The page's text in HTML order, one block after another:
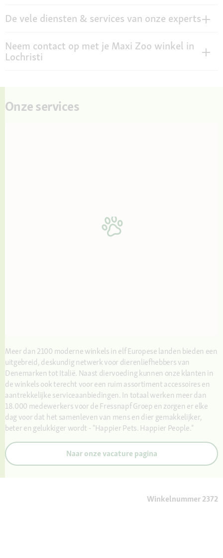
De vele diensten & services van onze experts
Neem contact op met je Maxi Zoo winkel in
Lochristi
Onze services
Meer dan 2100 moderne winkels in elf Europese landen bieden een
uitgebreid, deskundig netwerk voor dierenliefhebbers van
Denemarken tot Italië. Naast diervoeding kunnen onze klanten in
de winkels ook terecht voor een ruim assortiment accessoires en
aantrekkelijke serviceaanbiedingen. In totaal werken meer dan
18.000 medewerkers voor de Fressnapf Groep en zorgen er elke
dag voor dat het samenleven van mens en dier gemakkelijker,
beter en gelukkiger wordt - "Happier Pets. Happier People."
Naar onze vacature pagina
Winkelnummer 2372